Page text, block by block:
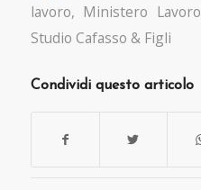
lavoro, Ministero Lavoro
Studio Cafasso & Figli
Condividi questo articolo